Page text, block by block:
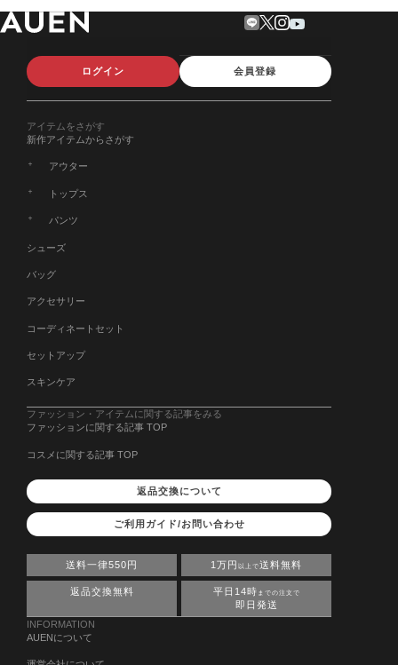
ログイン 会員登録
アイテムをさがす
新作アイテムからさがす
アウター
トップス
パンツ
シューズ
バッグ
アクセサリー
コーディネートセット
セットアップ
スキンケア
ファッション・アイテムに関する記事をみる
ファッションに関する記事 TOP
コスメに関する記事 TOP
返品交換について
ご利用ガイド/お問い合わせ
送料一律550円 1万円 以上で送料無料
返品交換無料 平日14時 までの注文で
即日発送
INFORMATION
AUENについて